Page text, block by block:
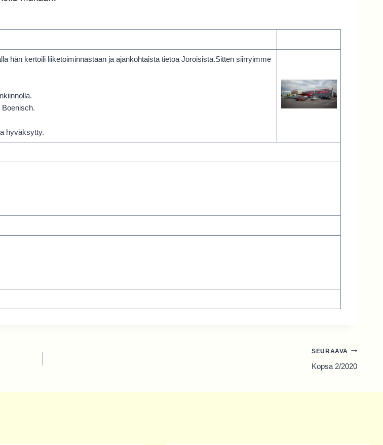
hän kertoili liiketoiminnastaan ja ajankohtaista tietoa Joroisista.Sitten siirryimme
hyväksytty.
SEURAAVA
Kopsa 2/2020